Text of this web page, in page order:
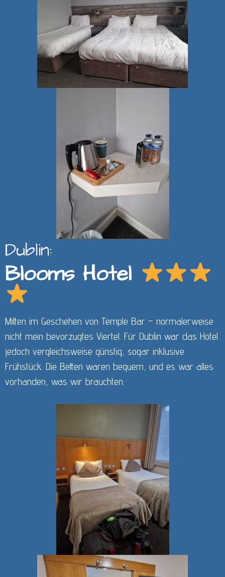
Dublin:
Blooms Hotel
Mitten im Geschehen von Temple Bar – normalerweise
nicht mein bevorzugtes Viertel. Für Dublin war das Hotel
jedoch vergleichsweise günstig, sogar inklusive
Frühstück. Die Betten waren bequem, und es war alles
vorhanden, was wir brauchten.